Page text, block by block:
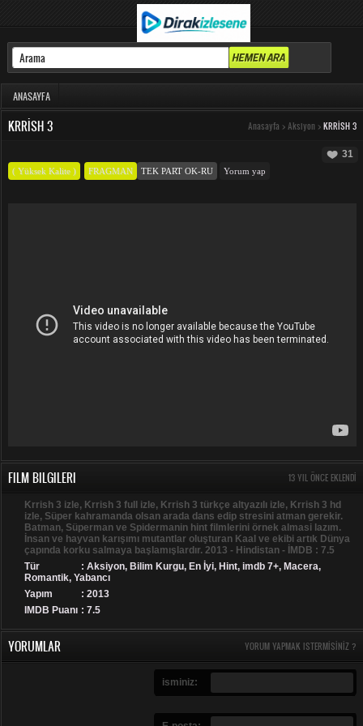
ANASAYFA
KRRISH 3 Anasayfa > Aksiyon > KRRISH 3
31
( Yüksek Kalite ) FRAGMAN TEK PART OK-RU Yorum yap
FILM BILGILERI 13 YIL ÖNCE EKLENDI
Krrish 3 izle, Krrish 3 full izle, Krrish 3 türkçe altyazılı izle, Krrish 3 hd
izle, Süper kahramanda olsan arada dans edip stresini atman gerekir.
Batman, Süperman ve Spidermanin hint filmlerini örnek almasi lazım.
İnsan ve hayvan karışımı mutantlar oluşturan Kaal ve ekibi artık Dünya
çapında korku salmaya başlamışlardır. 2013 - Hindistan - İMDB : 7.5
Tür
: Aksiyon, Bilim Kurgu, En İyi, Hint, imdb 7+, Macera,
Romantik, Yabancı
Yapım
: 2013
IMDB Puanı : 7.5
YORUMLAR YORUM YAPMAK ISTERMISINIZ ?
isminiz: